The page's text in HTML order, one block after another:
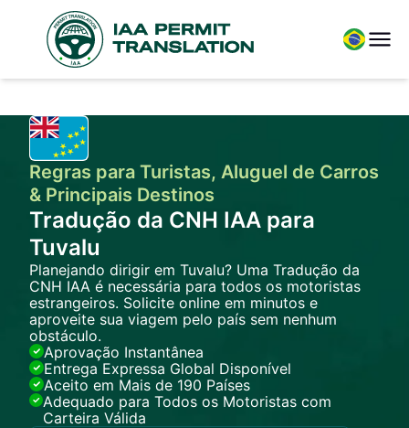
Regras para Turistas, Aluguel de Carros
& Principais Destinos
Tradução da CNH IAA para
Tuvalu
Planejando dirigir em Tuvalu? Uma Tradução da
CNH IAA é necessária para todos os motoristas
estrangeiros. Solicite online em minutos e
aproveite sua viagem pelo país sem nenhum
obstáculo.
Aprovação Instantânea
Entrega Expressa Global Disponível
Aceito em Mais de 190 Países
Adequado para Todos os Motoristas com
Carteira Válida